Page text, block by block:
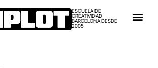
ESCUELA DE
CREATIVIDAD
BARCELONA DESDE
2005